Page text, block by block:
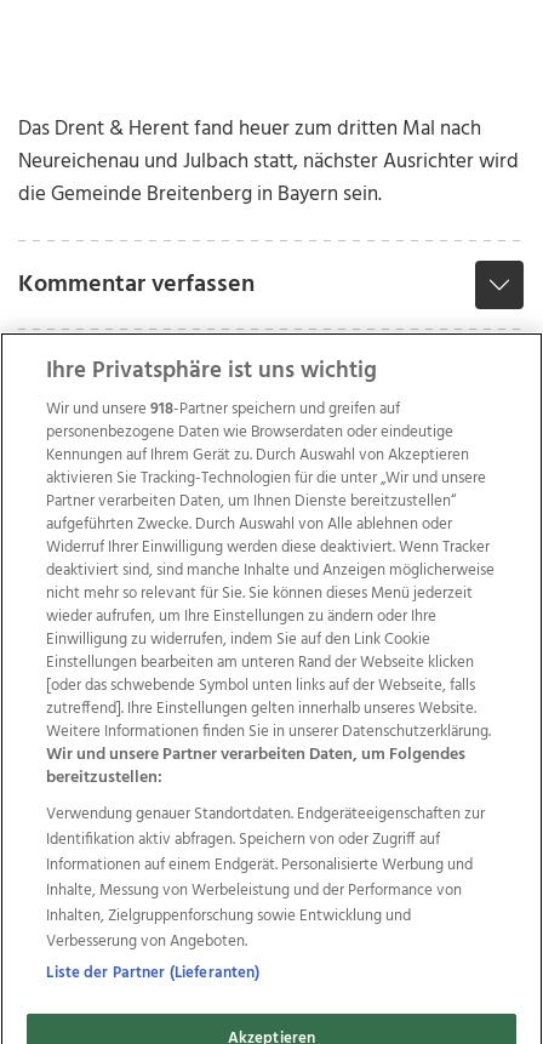
Das Drent & Herent fand heuer zum dritten Mal nach
Neureichenau und Julbach statt, nächster Ausrichter wird
die Gemeinde Breitenberg in Bayern sein.
Kommentar verfassen
Wir über uns Mediadaten Kontakt
Jobs
Datenschutz
Impressum
AGB Anzeigekunden
AGB Website
Ehrenkodex Politische Werbung
Weitere Angebote des Medienhauses Wimmer
TV1 di-mog-i.at OÖNow
Ischler Woche
Life Radio
OÖNachrichten
OÖN Immobilien
OÖN Karriere
OÖN Reise
Promenaden Galerien
Regionaljobs
wasistlos.at wirtrauern.at
Ihre Privatsphäre ist uns wichtig
Wir und unsere918-Partner speichern und greifen auf
personenbezogene Daten wie Browserdaten oder eindeutige
Kennungen auf Ihrem Gerät zu. Durch Auswahl von Akzeptieren
aktivieren Sie Tracking-Technologien für die unter „Wir und unsere
Partner verarbeiten Daten, um Ihnen Dienste bereitzustellen“
aufgeführten Zwecke. Durch Auswahl von Alle ablehnen oder
Widerruf Ihrer Einwilligung werden diese deaktiviert. Wenn Tracker
deaktiviert sind, sind manche Inhalte und Anzeigen möglicherweise
nicht mehr so relevant für Sie. Sie können dieses Menü jederzeit
wieder aufrufen, um Ihre Einstellungen zu ändern oder Ihre
Einwilligung zu widerrufen, indem Sie auf den Link Cookie
Einstellungen bearbeiten am unteren Rand der Webseite klicken
[oder das schwebende Symbol unten links auf der Webseite, falls
zutreffend]. Ihre Einstellungen gelten innerhalb unseres Website.
Weitere Informationen finden Sie in unserer Datenschutzerklärung.
Wir und unsere Partner verarbeiten Daten, um Folgendes
bereitzustellen:
Verwendung genauer Standortdaten. Endgeräteeigenschaften zur
Identifikation aktiv abfragen. Speichern von oder Zugriff auf
Informationen auf einem Endgerät. Personalisierte Werbung und
Inhalte, Messung von Werbeleistung und der Performance von
Inhalten, Zielgruppenforschung sowie Entwicklung und
Verbesserung von Angeboten.
Liste der Partner (Lieferanten)
Akzeptieren